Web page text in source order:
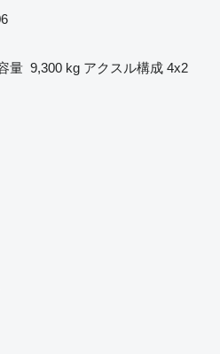
量 9,300 kg アクスル構成 4x2